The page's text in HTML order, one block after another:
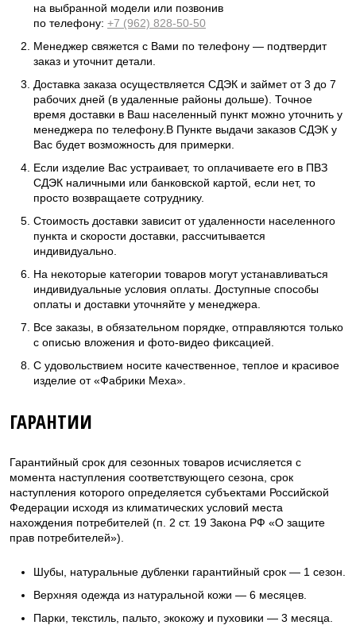
на выбранной модели или позвонив
по телефону: +7 (962) 828-50-50
Менеджер свяжется с Вами по телефону — подтвердит
заказ и уточнит детали.
Доставка заказа осуществляется СДЭК и займет от 3 до 7
рабочих дней (в удаленные районы дольше). Точное
время доставки в Ваш населенный пункт можно уточнить у
менеджера по телефону.В Пункте выдачи заказов СДЭК у
Вас будет возможность для примерки.
Если изделие Вас устраивает, то оплачиваете его в ПВЗ
СДЭК наличными или банковской картой, если нет, то
просто возвращаете сотруднику.
Стоимость доставки зависит от удаленности населенного
пункта и скорости доставки, рассчитывается
индивидуально.
На некоторые категории товаров могут устанавливаться
индивидуальные условия оплаты. Доступные способы
оплаты и доставки уточняйте у менеджера.
Все заказы, в обязательном порядке, отправляются только
с описью вложения и фото-видео фиксацией.
С удовольствием носите качественное, теплое и красивое
изделие от «Фабрики Меха».
ГАРАНТИИ
Гарантийный срок для сезонных товаров исчисляется с
момента наступления соответствующего сезона, срок
наступления которого определяется субъектами Российской
Федерации исходя из климатических условий места
нахождения потребителей (п. 2 ст. 19 Закона РФ «О защите
прав потребителей»).
Шубы, натуральные дубленки гарантийный срок — 1 сезон.
Верхняя одежда из натуральной кожи — 6 месяцев.
Парки, текстиль, пальто, экокожу и пуховики — 3 месяца.